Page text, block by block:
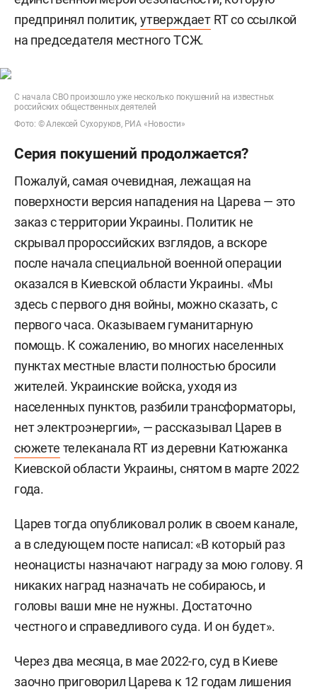
предпринял политик,утверждает RT со ссылкой
на председателя местного ТСЖ.
С начала СВО произошло уже несколько покушений на известных
российских общественных деятелей
Фото: © Алексей Сухоруков, РИА «Новости»
Серия покушений продолжается?
Пожалуй, самая очевидная, лежащая на
поверхности версия нападения на Царева — это
заказ с территории Украины. Политик не
скрывал пророссийских взглядов, а вскоре
после начала специальной военной операции
оказался в Киевской области Украины. «Мы
здесь с первого дня войны, можно сказать, с
первого часа. Оказываем гуманитарную
помощь. К сожалению, во многих населенных
пунктах местные власти полностью бросили
жителей. Украинские войска, уходя из
населенных пунктов, разбили трансформаторы,
нет электроэнергии», — рассказывал Царев в
сюжете телеканала RT из деревни Катюжанка
Киевской области Украины, снятом в марте 2022
года.
Царев тогда опубликовал ролик в своем канале,
а в следующем посте написал: «В который раз
неонацисты назначают награду за мою голову. Я
никаких наград назначать не собираюсь, и
головы ваши мне не нужны. Достаточно
честного и справедливого суда. И он будет».
Через два месяца, в мае 2022-го, суд в Киеве
заочно приговорил Царева к 12 годам лишения